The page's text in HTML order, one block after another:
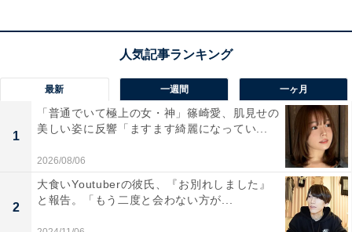
最新 一週間 一ヶ月
1
「普通でいて極上の女・神」篠崎愛、肌見せの
美しい姿に反響「ますます綺麗になってい...
2026/08/06
2
大食いYoutuberの彼氏、『お別れしました』
と報告。「もう二度と会わない方が...